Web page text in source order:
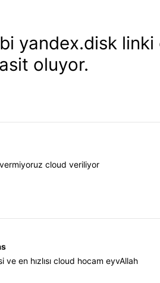
yandex.disk
oluyor.
cloud veriliyor
ve en hızlısı cloud hocam eyvAllah